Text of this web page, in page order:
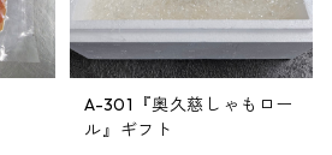
A-301『奥久慈しゃもロー
ル』ギフト